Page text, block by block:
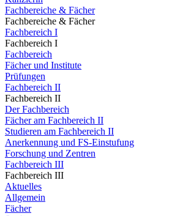
Fachbereiche & Fächer
Fachbereiche & Fächer
Fachbereich I
Fachbereich I
Fachbereich
Fächer und Institute
Prüfungen
Fachbereich II
Fachbereich II
Der Fachbereich
Fächer am Fachbereich II
Studieren am Fachbereich II
Anerkennung und FS-Einstufung
Forschung und Zentren
Fachbereich III
Fachbereich III
Aktuelles
Allgemein
Fächer